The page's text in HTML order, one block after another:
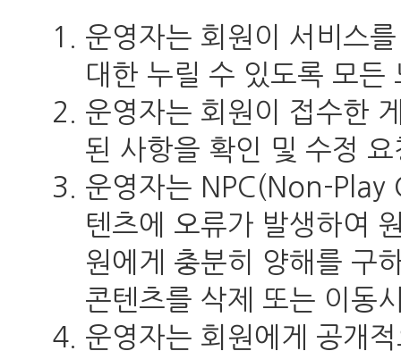
운영자는 회원이 서비스
대한 누릴 수 있도록 모든
운영자는 회원이 접수한
된 사항을 확인 및 수정
운영자는 NPC(Non-Play
텐츠에 오류가 발생하여
원에게 충분히 양해를 구
콘텐츠를 삭제 또는 이동
운영자는 회원에게 공개